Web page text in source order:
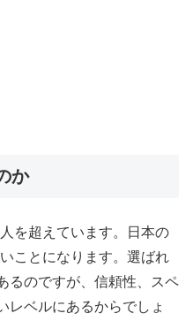
か
を超えています。日本の
ことになります。選ばれ
るのですが、信頼性、スペ
レベルにあるからでしょ